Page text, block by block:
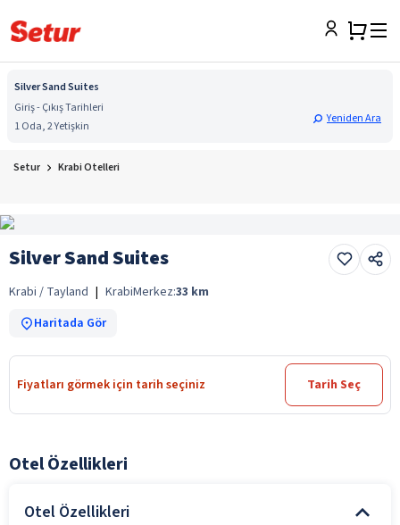
Silver Sand Suites
Giriş - Çıkış Tarihleri
1 Oda, 2 Yetişkin
Yeniden Ara
Setur Krabi Otelleri
Silver Sand Suites
Krabi / Tayland | KrabiMerkez:33 km
Haritada Gör
Fiyatları görmek için tarih seçiniz Tarih Seç
Otel Özellikleri
Otel Özellikleri